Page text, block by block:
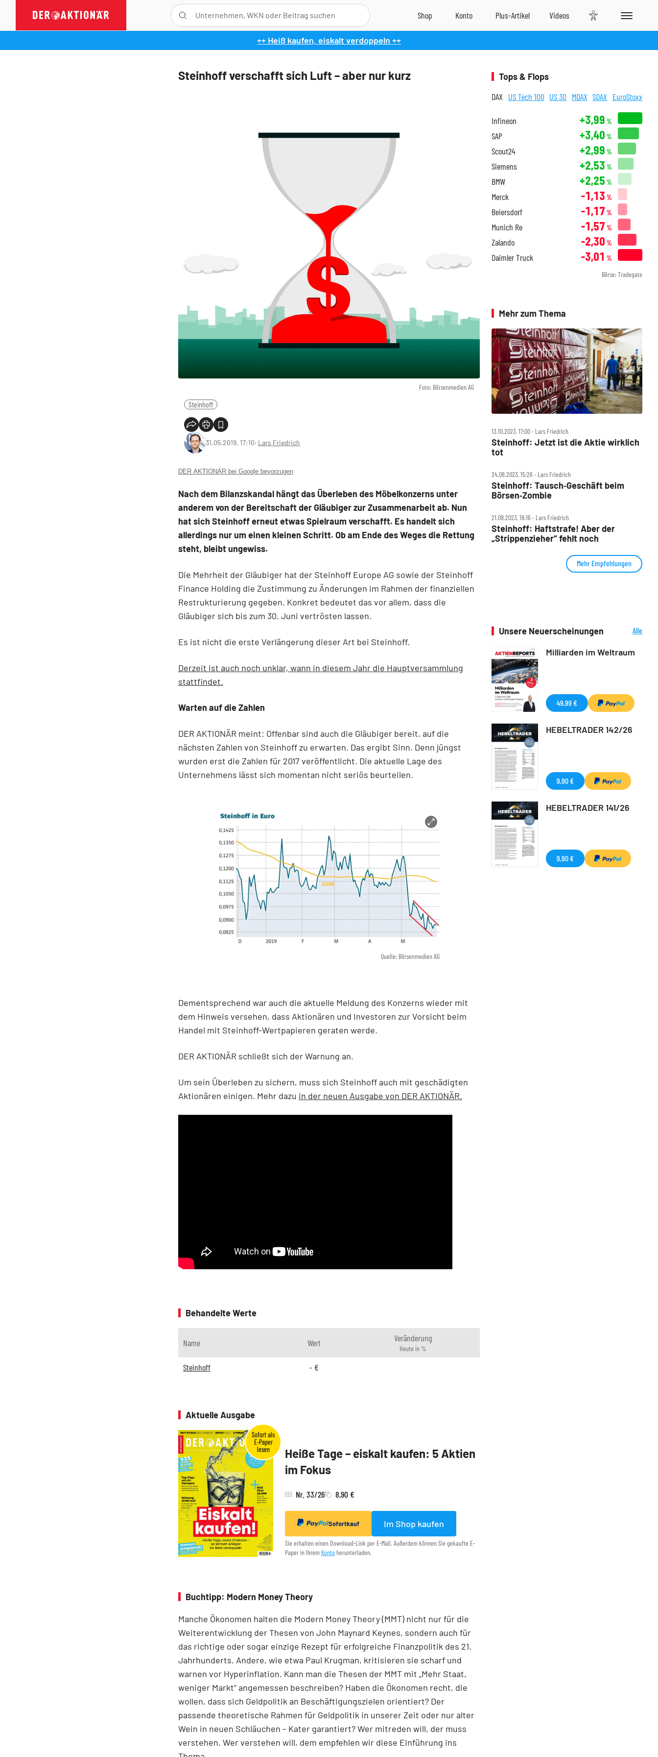
++ Heiß kaufen, eiskalt verdoppeln ++
Steinhoff verschafft sich Luft – aber nur kurz
Foto: Börsenmedien AG
Steinhoff
31.05.2019, 17:10‧ Lars Friedrich
DER AKTIONÄR bei Google bevorzugen
Nach dem Bilanzskandal hängt das Überleben des Möbelkonzerns unter
anderem von der Bereitschaft der Gläubiger zur Zusammenarbeit ab. Nun
hat sich Steinhoff erneut etwas Spielraum verschafft. Es handelt sich
allerdings nur um einen kleinen Schritt. Ob am Ende des Weges die Rettung
steht, bleibt ungewiss.
Die Mehrheit der Gläubiger hat der Steinhoff Europe AG sowie der Steinhoff
Finance Holding die Zustimmung zu Änderungen im Rahmen der finanziellen
Restrukturierung gegeben. Konkret bedeutet das vor allem, dass die
Gläubiger sich bis zum 30. Juni vertrösten lassen.
Es ist nicht die erste Verlängerung dieser Art bei Steinhoff.
Derzeit ist auch noch unklar, wann in diesem Jahr die Hauptversammlung
stattfindet.
Warten auf die Zahlen
DER AKTIONÄR meint: Offenbar sind auch die Gläubiger bereit, auf die
nächsten Zahlen von Steinhoff zu erwarten. Das ergibt Sinn. Denn jüngst
wurden erst die Zahlen für 2017 veröffentlicht. Die aktuelle Lage des
Unternehmens lässt sich momentan nicht seriös beurteilen.
Quelle: Börsenmedien AG
Dementsprechend war auch die aktuelle Meldung des Konzerns wieder mit
dem Hinweis versehen, dass Aktionären und Investoren zur Vorsicht beim
Handel mit Steinhoff-Wertpapieren geraten werde.
DER AKTIONÄR schließt sich der Warnung an.
Um sein Überleben zu sichern, muss sich Steinhoff auch mit geschädigten
Aktionären einigen. Mehr dazu in der neuen Ausgabe von DER AKTIONÄR.
Behandelte Werte
Name Wert Veränderung
Heute in %
Steinhoff - €
Aktuelle Ausgabe
Heiße Tage – eiskalt kaufen: 5 Aktien
im Fokus
Nr. 33/26 8,90 €
Sofortkauf Im Shop kaufen
Sie erhalten einen Download-Link per E-Mail. Außerdem können Sie gekaufte E-
Paper in Ihrem Konto herunterladen.
Buchtipp: Modern Money Theory
Manche Ökonomen halten die Modern Money Theory (MMT) nicht nur für die
Weiterentwicklung der Thesen von John Maynard Keynes, sondern auch für
das richtige oder sogar einzige Rezept für erfolgreiche Finanzpolitik des 21.
Jahrhunderts. Andere, wie etwa Paul Krugman, kritisieren sie scharf und
warnen vor Hyperinflation. Kann man die Thesen der MMT mit „Mehr Staat,
weniger Markt“ angemessen beschreiben? Haben die Ökonomen recht, die
wollen, dass sich Geldpolitik an Beschäftigungszielen orientiert? Der
passende theoretische Rahmen für Geldpolitik in unserer Zeit oder nur alter
Wein in neuen Schläuchen – Kater garantiert? Wer mitreden will, der muss
verstehen. Wer verstehen will, dem empfehlen wir diese Einführung ins
Tops & Flops
DAX US Tech 100 US 30 MDAX SDAX EuroStoxx
Infineon +3,99 %
SAP +3,40 %
Scout24 +2,99 %
Siemens +2,53 %
BMW +2,25 %
Merck -1,13 %
Beiersdorf -1,17 %
Munich Re -1,57 %
Zalando -2,30 %
Daimler Truck -3,01 %
Börse: Tradegate
Mehr zum Thema
13.10.2023, 17:00 ‧ Lars Friedrich
Steinhoff: Jetzt ist die Aktie wirklich
tot
24.08.2023, 15:26 ‧ Lars Friedrich
Steinhoff: Tausch‑Geschäft beim
Börsen‑Zombie
21.08.2023, 18:16 ‧ Lars Friedrich
Steinhoff: Haftstrafe! Aber der
„Strippenzieher“ fehlt noch
Mehr Empfehlungen
Unsere Neuerscheinungen
Alle
Milliarden im Weltraum
49,99 €
HEBELTRADER 142/26
9,90 €
HEBELTRADER 141/26
9,90 €